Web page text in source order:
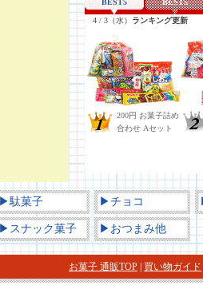
▶駄菓子 ▶チョコ
▶スナック菓子 ▶おつまみ他
お菓子 通販TOP 買い物ガイド